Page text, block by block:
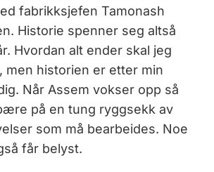
fabrikksjefen Tamonash
Historie spenner seg altså
Hvordan alt ender skal jeg
men historien er etter min
Når Assem vokser opp så
på en tung ryggsekk av
som må bearbeides. Noe
får belyst.